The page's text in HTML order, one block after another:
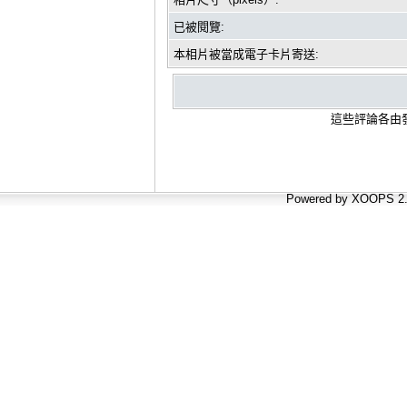
已被閱覽:
本相片被當成電子卡片寄送:
這些評論各由
Powered by XOOPS